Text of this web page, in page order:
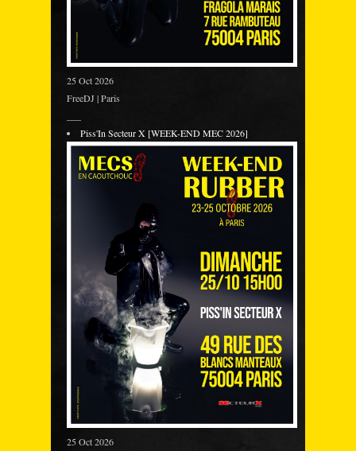
25 Oct 2026
FreeDJ | Paris
Piss'In Secteur X [WEEK-END MEC 2026]
25 Oct 2026